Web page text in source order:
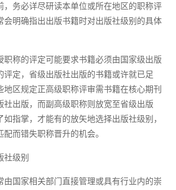
，务必详尽研读本单位或所在地区的职称评
会明确指出出版书籍时对出版社级别的具体
职称的评定可能要求书籍必须由国家级出版
评定，省级出版社出版的书籍或许就已足
地区规定正高级职称评审需书籍在核心期刊
社出版，而副高级职称则放宽至省级出版
指掌，才能有的放矢地选择出版社级别，
而错失职称晋升的机会。
社级别
由国家相关部门直接管理或具有行业内的崇